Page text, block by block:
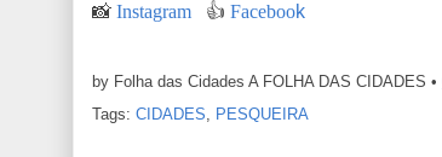
📸 Instagram 👍 Facebook
by Folha das Cidades A FOLHA DAS CIDADES •
Tags: CIDADES, PESQUEIRA